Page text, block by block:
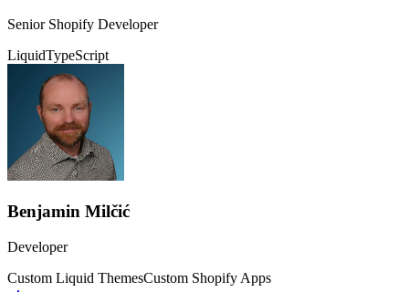
Senior Shopify Developer
LiquidTypeScript
Benjamin Milčić
Developer
Custom Liquid ThemesCustom Shopify Apps